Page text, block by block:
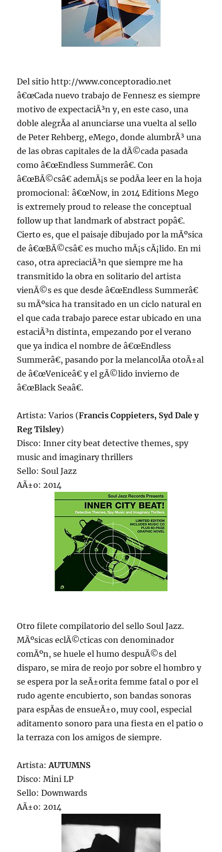
Del sitio http://www.conceptoradio.net
â€œCada nuevo trabajo de Fennesz es siempre
motivo de expectaciÃ³n y, en este caso, una
doble alegrÃ­a al anunciarse una vuelta al sello
de Peter Rehberg, eMego, donde alumbrÃ³ una
de las obras capitales de la dÃ©cada pasada
como â€œEndless Summerâ€. Con
â€œBÃ©csâ€ ademÃ¡s se podÃ­a leer en la hoja
promocional: â€œNow, in 2014 Editions Mego
is extremely proud to release the conceptual
follow up that landmark of abstract popâ€.
Cierto es, que el paisaje dibujado por la mÃºsica
de â€œBÃ©csâ€ es mucho mÃ¡s cÃ¡lido. En mi
caso, otra apreciaciÃ³n que siempre me ha
transmitido la obra en solitario del artista
vienÃ©s es que desde â€œEndless Summerâ€
su mÃºsica ha transitado en un ciclo natural en
el que cada trabajo parece estar ubicado en una
estaciÃ³n distinta, empezando por el verano
que ya indica el nombre de â€œEndless
Summerâ€, pasando por la melancolÃ­a otoÃ±al
de â€œVeniceâ€ y el gÃ©lido invierno de
â€œBlack Seaâ€.
Artista: Varios (Francis Coppieters, Syd Dale y
Reg Tilsley)
Disco: Inner city beat detective themes, spy
music and imaginary thrillers
Sello: Soul Jazz
AÃ±o: 2014
Otro filete compilatorio del sello Soul Jazz.
MÃºsicas eclÃ©cticas con denominador
comÃºn, se huele el humo despuÃ©s del
disparo, se mira de reojo por sobre el hombro y
se espera por la seÃ±orita femme fatal o por el
rudo agente encubierto, son bandas sonoras
para espÃ­as de ensueÃ±o, muy cool, especial
aditamento sonoro para una fiesta en el patio o
la terraza con los amigos de siempre.
Artista:AUTUMNS
Disco: Mini LP
Sello: Downwards
AÃ±o: 2014